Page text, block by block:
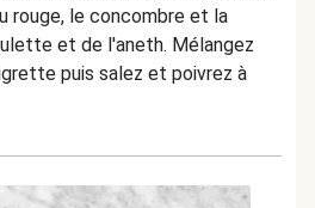
rouge, le concombre et la
et de l'aneth. Mélangez
puis salez et poivrez à